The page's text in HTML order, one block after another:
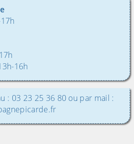
16h
: 03 23 25 36 80 ou par mail :